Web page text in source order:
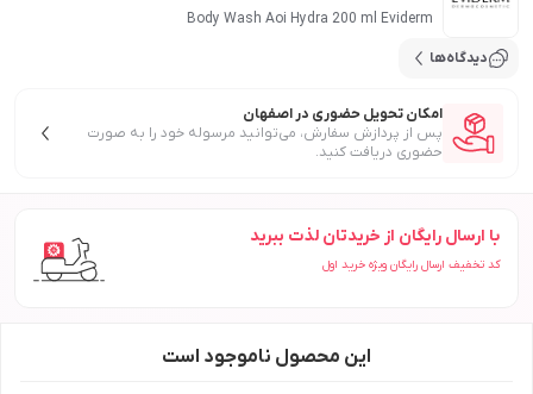
Body Wash Aoi Hydra 200 ml Eviderm
دیدگاه‌ها
امکان تحویل حضوری در اصفهان
پس از پردازش سفارش، می‌توانید مرسوله خود را به صورت
حضوری دریافت کنید.
با ارسال رایگان از خریدتان لذت ببرید
کد تخفیف ارسال رایگان ویژه خرید اول
این محصول ناموجود است